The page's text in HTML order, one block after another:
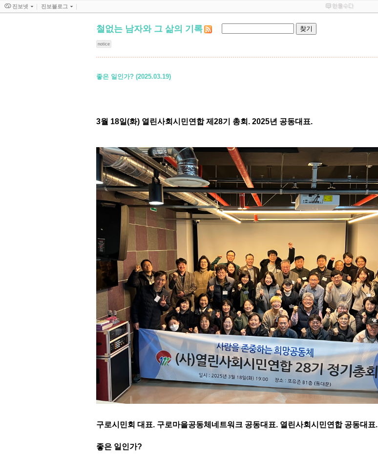
철없는 남자와 그 삶의 기록
notice
좋은 일인가? (2025.03.19)
3월 18일(화) 열린사회시민연합 제28기 총회. 2025년 공동대표.
구로시민회 대표. 구로마을공동체네트워크 공동대표. 열린사회시민연합 공동대표.
좋은 일인가?
진보넷 진보블로그